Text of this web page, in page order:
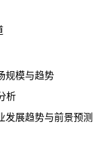
规模与趋势
析
发展趋势与前景预测